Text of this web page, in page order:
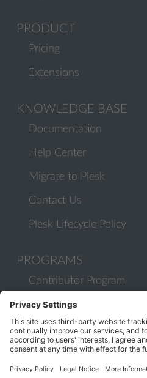
PRODUCT
Pricing
Extensions
KNOWLEDGE BASE
Documentation
Help Center
Migrate to Plesk
Contact Us
Plesk Lifecycle Policy
PROGRAMS
Contributor Program
Partner Program
COMMUNITY